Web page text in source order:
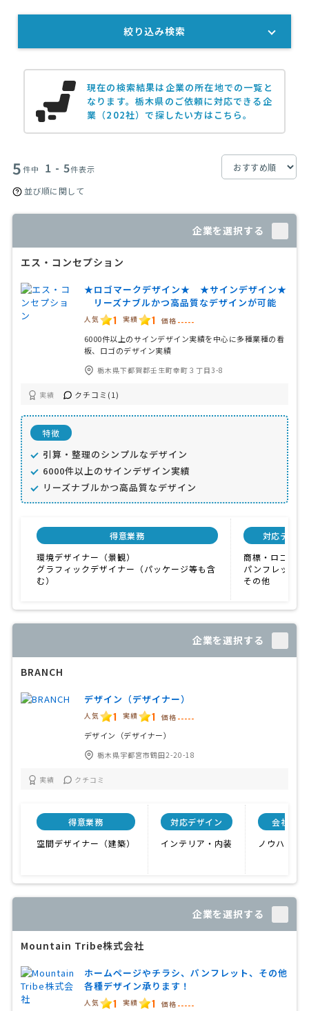
現在の検索結果は企業の所在地での一覧と
なります。栃木県のご依頼に対応できる企
業（202社）で探したい方はこちら。
5件中 1 - 5件表示
並び順に関して
企業を選択する
エス・コンセプション
★ロゴマークデザイン★ ★サインデザイン★
リーズナブルかつ高品質なデザインが可能
人気 1 実績 1 価格 -----
6000件以上のサインデザイン実績を中心に多種業種の看
板、ロゴのデザイン実績
栃木県下都賀郡壬生町幸町３丁目3-8
実績 クチコミ(1)
特徴
引算・整理のシンプルなデザイン
6000件以上のサインデザイン実績
リーズナブルかつ高品質なデザイン
得意業務
環境デザイナー（景観）
グラフィックデザイナー（パッケージ等も含
む）
対応デザイ
商標・ロゴマー
パンフレット
その他
企業を選択する
BRANCH
デザイン（デザイナー）
人気 1 実績 1 価格 -----
デザイン（デザイナー）
栃木県宇都宮市鶴田2-20-18
実績 クチコミ
得意業務
空間デザイナー（建築）
対応デザイン
インテリア・内装
会社特色
ノウハウが
企業を選択する
Mountain Tribe株式会社
ホームページやチラシ、パンフレット、その他
各種デザイン承ります！
人気 1 実績 1 価格 -----
絞り込み検索